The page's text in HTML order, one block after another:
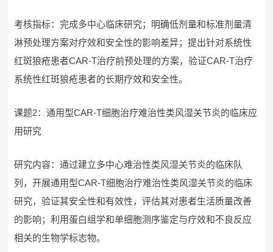
考核指标：完成多中心临床研究；明确低剂量和标准剂量清
淋预处理方案对疗效和安全性的影响差异；提出针对系统性
红斑狼疮患者CAR-T治疗前预处理的方案，验证CAR-T治疗
系统性红斑狼疮患者的长期疗效和安全性。
课题2：通用型CAR-T细胞治疗难治性类风湿关节炎的临床应
用研究
研究内容：通过建立多中心难治性类风湿关节炎的临床队
列，开展通用型CAR-T细胞治疗难治性类风湿关节炎的临床
研究，验证其安全性和有效性，评估其对患者生活质量改善
的影响；利用蛋白组学和单细胞测序鉴定与疗效和不良反应
相关的生物学标志物。